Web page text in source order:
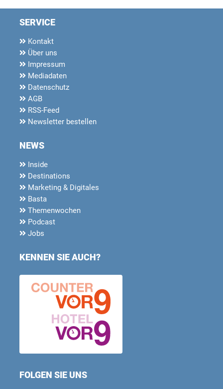
SERVICE
Kontakt
Über uns
Impressum
Mediadaten
Datenschutz
AGB
RSS-Feed
Newsletter bestellen
NEWS
Inside
Destinations
Marketing & Digitales
Basta
Themenwochen
Podcast
Jobs
KENNEN SIE AUCH?
FOLGEN SIE UNS